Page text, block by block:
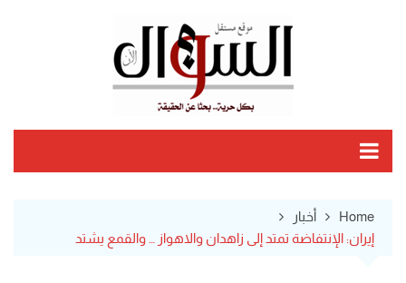
Home
أخبار
إيران: الإنتفاضة تمتد إلى زاهدان والاهواز … والقمع يشتد